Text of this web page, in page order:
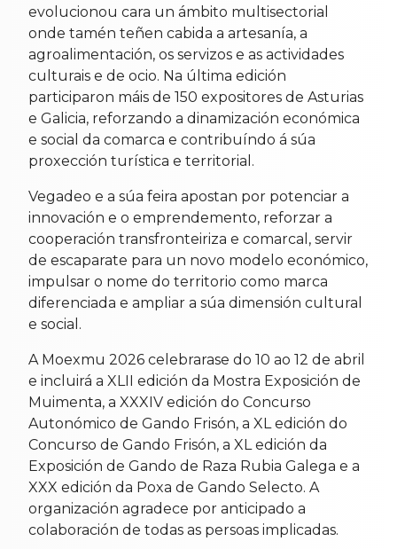
evolucionou cara un ámbito multisectorial
onde tamén teñen cabida a artesanía, a
agroalimentación, os servizos e as actividades
culturais e de ocio. Na última edición
participaron máis de 150 expositores de Asturias
e Galicia, reforzando a dinamización económica
e social da comarca e contribuíndo á súa
proxección turística e territorial.
Vegadeo e a súa feira apostan por potenciar a
innovación e o emprendemento, reforzar a
cooperación transfronteiriza e comarcal, servir
de escaparate para un novo modelo económico,
impulsar o nome do territorio como marca
diferenciada e ampliar a súa dimensión cultural
e social.
A Moexmu 2026 celebrarase do 10 ao 12 de abril
e incluirá a XLII edición da Mostra Exposición de
Muimenta, a XXXIV edición do Concurso
Autonómico de Gando Frisón, a XL edición do
Concurso de Gando Frisón, a XL edición da
Exposición de Gando de Raza Rubia Galega e a
XXX edición da Poxa de Gando Selecto. A
organización agradece por anticipado a
colaboración de todas as persoas implicadas.